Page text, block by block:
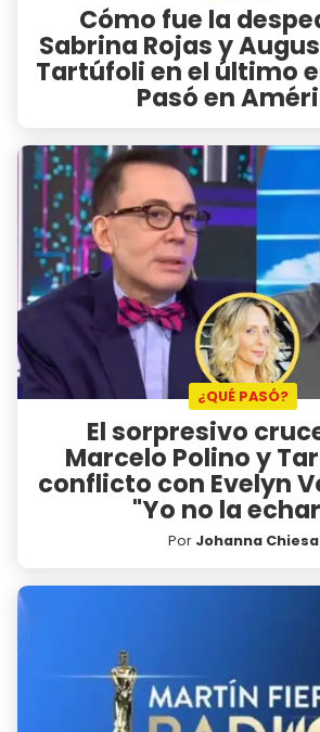
Cómo fue la
Sabrina Rojas y
Tartúfoli en el último
Pasó en
¿QUÉ PASÓ?
El sorpresivo
Marcelo Polino y
conflicto con Evelyn
"Yo no la
Por Johanna Chiesa